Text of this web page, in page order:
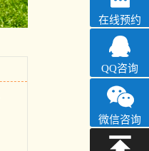
在线预约
QQ咨询
微信咨询